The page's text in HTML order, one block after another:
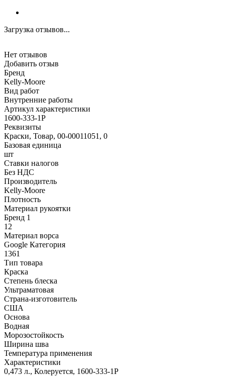
Загрузка отзывов...
Нет отзывов
Добавить отзыв
Бренд
Kelly-Moore
Вид работ
Внутренние работы
Артикул характеристики
1600-333-1P
Реквизиты
Краски, Товар, 00-00011051, 0
Базовая единица
шт
Ставки налогов
Без НДС
Производитель
Kelly-Moore
Плотность
Материал рукоятки
Бренд 1
12
Материал ворса
Google Категория
1361
Тип товара
Краска
Степень блеска
Ультраматовая
Страна-изготовитель
США
Основа
Водная
Морозостойкость
Ширина шва
Температура применения
Характеристики
0,473 л., Колеруется, 1600-333-1P